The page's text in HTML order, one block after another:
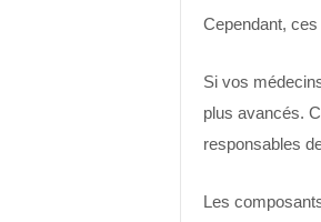
Cependant,
Si vos
plus avancés.
responsables
Les